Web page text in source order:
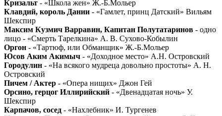
Кризальт - «Школа жен» Ж.-Б.Мольер
Клавдий, король Дании - «Гамлет, принц Датский» Вильям
Шекспир
Максим Кузмич Варравин, Капитан Полутатаринов - одно
лицо - «Смерть Тарелкина» А. В. Сухово-Кобылин
Оргон - «Тартюф, или Обманщик» Ж.-Б.Мольер
Юсов Аким Акимыч - «Доходное место» А.Н. Островский
Городулин - «На всякого мудреца довольно простоты» А. Н.
Островский
Пичем / Актер - «Опера нищих» Джон Гей
Орсино, герцог Иллирийский - «Двенадцатая ночь» У.
Шекспир
Карпачов, сосед - «Нахлебник» И. Тургенев